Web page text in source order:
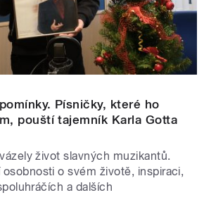
Písničky, které ho
pouští tajemník Karla Gotta
život slavných muzikantů.
o svém životě, inspiraci,
a dalších